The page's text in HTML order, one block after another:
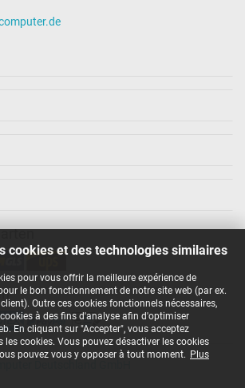
cookies et des technologies similaires
pour vous offrir la meilleure expérience de
le bon fonctionnement de notre site web (par ex.
Outre ces cookies fonctionnels nécessaires,
à des fins d'analyse afin d'optimiser
En cliquant sur "Accepter", vous acceptez
les cookies. Vous pouvez désactiver les cookies
pouvez vous y opposer à tout moment. Plus
Deutschland GmbH